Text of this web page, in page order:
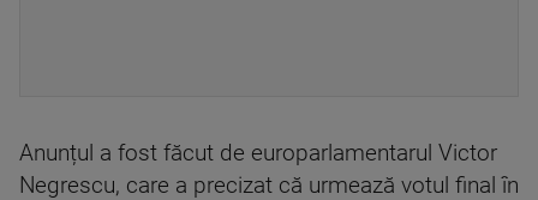
Anunțul a fost făcut de europarlamentarul Victor
Negrescu, care a precizat că urmează votul final în